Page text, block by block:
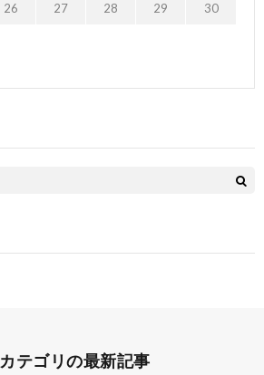
26 27 28 29 30
カテゴリの最新記事